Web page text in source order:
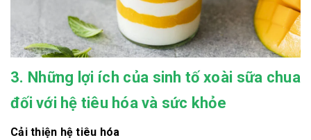
3. Những lợi ích của sinh tố xoài sữa chua
đối với hệ tiêu hóa và sức khỏe
Cải thiện hệ tiêu hóa